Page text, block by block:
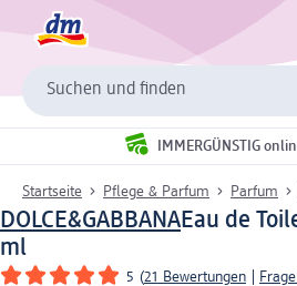
Suchen und finden
IMMERGÜNSTIG
Startseite Pflege & Parfum Parfum
DOLCE&GABBANAEau de
ml
5 (21 Bewertungen